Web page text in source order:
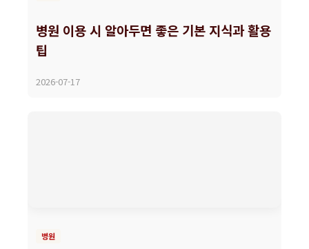
병원 이용 시 알아두면 좋은 기본 지식과 활용
팁
2026-07-17
병원